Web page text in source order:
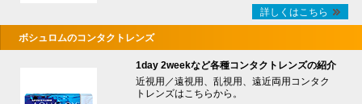
詳しくはこちら
ボシュロムのコンタクトレンズ
1day 2weekなど各種コンタクトレンズの紹介
近視用／遠視用、乱視用、遠近両用コンタク
トレンズはこちらから。